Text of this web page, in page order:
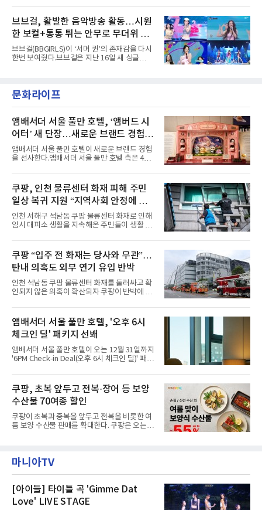
엣을 거침없이 결합했다. 멤버들은 각기 다른 개
성을 살린 스타일링을 선
벌 오디오·음원 스트리밍 플랫폼 스포티파이에
서 27일 자로 누적 재생 수 2억 회를 돌파했
다”고 밝혔다.곡이 발표된 지 약 10개월 만이다.
팀의 첫 번째 2억 스트리밍 곡은 동일 음반에 수
록된 ‘GO!’다. 이 노래는 공개 약 9개월 만인 지
난달 26일 자에 2억 고지를 밟았다. 이는 최근 5
년 내 데뷔한 보이그룹의 곡 중 최단기 2억 달성
했다. “내 티, 5 bucks 바지는, 만원” 등 멤버들
의 라이프 스타일
브브걸, 활발한 음악방송 활동…시원
한 보컬+통통 튀는 안무로 무더위 사
냥
브브걸(BBGIRLS)이 ‘서머 퀸’의 존재감을 다시
한번 보여줬다.브브걸은 지난 16일 새 싱글
MBC '쇼! 음악중심', SBS '인기가요' 등 주요 음
악방송 무대에 올라 화려한 퍼포먼스를 펼쳤다.
력을 앞세워 매 무대 색다른 볼거리를 선사했다.
특히 화사한 파스텔 톤의 비치웨어부터 청량한
마린룩, 햇살 아래 반짝이는 물결을 연상시키는
스커트, 강렬한 붉은 계열의 스타일링까지 각기
다른 매력을 선보였다. 브브걸은 다채로운 여름
패션을 완벽하게 소화하며 보
문화라이프
앰배서더 서울 풀만 호텔, ‘앰버드 시
어터’ 새 단장…새로운 브랜드 경험 선
사
앰배서더 서울 풀만 호텔이 새로운 브랜드 경험
을 선사한다.앰배서더 서울 풀만 호텔 측은 4일
이야기를 담은 인형 극장 콘셉트의 공간 ‘앰버드
시어터(Ambird Theater)’를 새롭게 선보인
다”고 밝혔다.앰배서더 서울 풀만 호텔은 로비
한편에 마련된 앰버드 존을 통해 앰버드의 세계
관을 소개해왔다. 앰버드 존은 앰버드가 우주여
행 중 수집한 다양한 굿즈를 전시한 '앰버드 플래
닛(Ambird Planet)과 계절별 플라워 연출로 사
라 극장을 모티브로 한 데코레이션으로 구성됐
다. 무대 공간 및 티켓 박스
쿠팡, 인천 물류센터 화재 피해 주민
일상 복귀 지원 “지역사회 안정에 총
력”
인천 서해구 석남동 쿠팡 물류센터 화재로 인해
임시 대피소 생활을 지속해온 주민들이 생활 터
필먼트서비스(CFS)가 지난 28일부터 화재 피해
주민을 대상으로 전문 출장 청소서비스 지원에
나섬으로써 본격적인 지역사회 복구 작업이 시
작된 것이다.대피소 주민 중심 청소 접수, 첫날
부터 2가구 지원 완료CFS는 신현초등학교, 신
현북초등학교, 신현여자중학교 등 인천 서해구
관내 임시 대피소 3곳에서 체류해온 화재 피해
민들의 호응 속에 CFS는 즉시 행동에 나섰다. 지
난 28일 오후 전문 청소업체와
쿠팡 “입주 전 화재는 당사와 무관”…
탄내 의혹도 외부 연기 유입 반박
인천 석남동 쿠팡 물류센터 화재를 둘러싸고 확
인되지 않은 의혹이 확산되자 쿠팡이 반박에 나
에 대해서는 외부 화재 연기 유입이라고 설명했
고, 2023년 같은 물류센터에서 발생한 화재에
대해서도 쿠팡 입주 전 공사 과정에서 벌어진 일
이라며 선을 그었다.쿠팡은 21일 인천 물류센터
내부에서 불이 타는 냄새가 났다는 의혹과 관련
해 “사실무근”이라는 입장을 밝혔다.회사 측은
“인근에서 지난 15일 다른 회사에서 발생한 대
것으로 확인됐다”고 설명했다.이어 “정확한 화
재 원인은 추후 조사될
앰배서더 서울 풀만 호텔, '오후 6시
체크인 딜' 패키지 선봬
앰배서더 서울 풀만 호텔이 오는 12월 31일까지
'6PM Check-in Deal(오후 6시 체크인 딜)' 패키
으로 여유로운 저녁 시간부터 호텔 스테이를 시
작할 수 있도록 준비됐다.앰배서더 서울 풀만 호
텔 측은 “퇴근 후 또는 주말 도심 속에서 짧지만
온전한 휴식을 원하는 고객들에게 특별한 경험
을 제공한다”고 밝혔다.패키지는 디럭스와 이그
제큐티브 두 가지 타입으로 구성된다. 디럭스 패
키지는 객실 1박(룸 온리)으로 심플한 호캉스를
스 센터 사우나 2인 이용 혜택이 포함된다.특히
클럽 앰배서더 라운지
쿠팡, 초복 앞두고 전복·장어 등 보양
수산물 70여종 할인
쿠팡이 초복과 중복을 앞두고 전복을 비롯한 여
름 보양 수산물 판매를 확대한다. 쿠팡은 오는
우 등이 포함됐다. 쿠팡은 올해 큰 크기의 전복
생산량이 늘어난 점을 반영해 주요 산지 상품을
전복은 산지에서 채취한 뒤 전국으로 직송되는
방식으로 운영된다. 신선도가 중요한 상품인 만
큼 이르면 다음 날 오전 배송이 가능하도록 물류
마니아TV
[아이들] 타이틀 곡 'Gimme Dat
Love' LIVE STAGE